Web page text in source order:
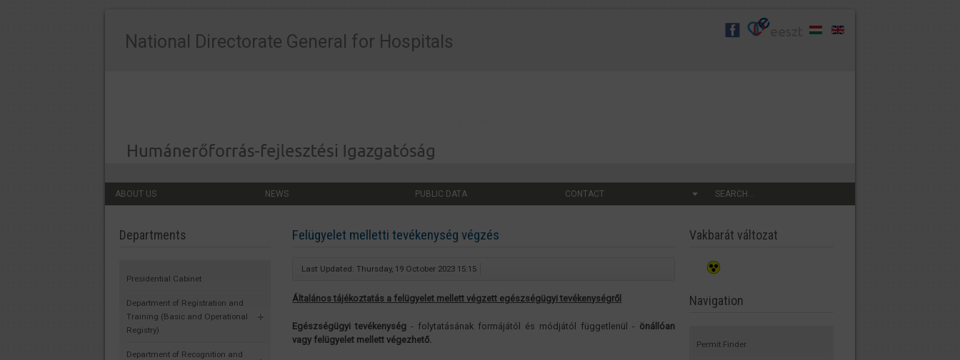
ABOUT US NEWS PUBLIC DATA CONTACT SEARCH...
National Directorate General for Hospitals
Departments
Presidential Cabinet
Department of Registration and
Training (Basic and Operational
Registry)
Department of Recognition and
Felügyelet melletti tevékenység végzés
Last Updated: Thursday, 19 October 2023 15:15
Általános tájékoztatás a felügyelet mellett végzett egészségügyi tevékenységről
Egészségügyi tevékenység - folytatásának formájától és módjától függetlenül - önállóan
vagy felügyelet mellett végezhető.
Vakbarát változat
Navigation
Permit Finder